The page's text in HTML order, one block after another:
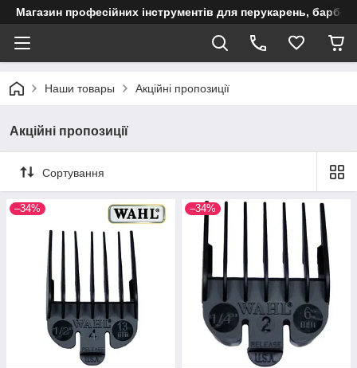
Магазин професійних інструментів для перукарень,
Наши товары Акційні пропозиції
Акційні пропозиції
Сортування
–34% –34%